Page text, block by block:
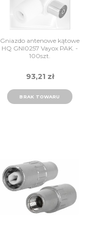
Gniazdo antenowe kątowe
HQ GNI0257 Vayox PAK. -
100szt.
93,21 zł
BRAK TOWARU